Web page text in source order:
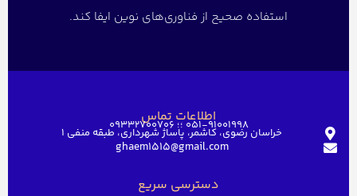
استفاده صحیح از فناوری‌های نوین ایفا کند.
اطلاعات تماس051-91001998 ؛؛ 09332700706
خراسان رضوی، کاشمر، پاساژ شهرداری، طبقه منفی ۱
ghaem1515@gmail.com
دسترسی سریع